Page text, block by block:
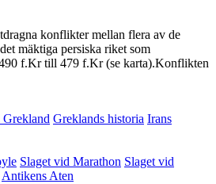
konflikter mellan flera av de
mäktiga persiska riket som
f.Kr till 479 f.Kr (se karta).Konflikten
Greklands historia Irans
Slaget vid Marathon Slaget vid
Antikens Aten